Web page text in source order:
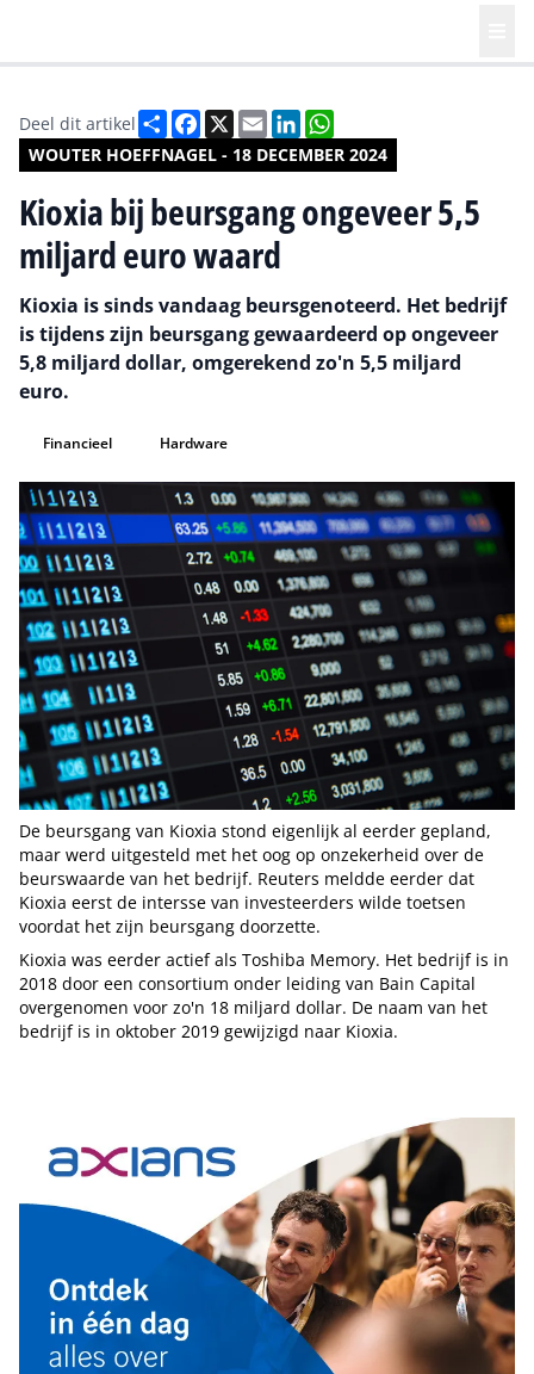
WOUTER HOEFFNAGEL - 18 DECEMBER 2024
Deel dit artikel DeelFacebook
X EmailLinkedIn
Kioxia bij beursgang ongeveer 5,5
miljard euro waard
Kioxia is sinds vandaag beursgenoteerd. Het bedrijf
is tijdens zijn beursgang gewaardeerd op ongeveer
5,8 miljard dollar, omgerekend zo'n 5,5 miljard
euro.
Financieel Hardware
De beursgang van Kioxia stond eigenlijk al eerder gepland,
maar werd uitgesteld met het oog op onzekerheid over de
beurswaarde van het bedrijf. Reuters meldde eerder dat
Kioxia eerst de intersse van investeerders wilde toetsen
voordat het zijn beursgang doorzette.
Kioxia was eerder actief als Toshiba Memory. Het bedrijf is in
2018 door een consortium onder leiding van Bain Capital
overgenomen voor zo'n 18 miljard dollar. De naam van het
bedrijf is in oktober 2019 gewijzigd naar Kioxia.